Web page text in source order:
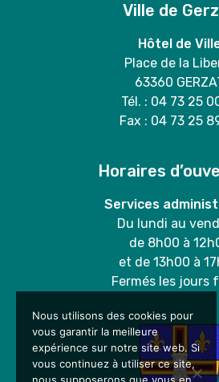
Ville de
Hôtel de
Place de la
63360
Tél. : 04 73 25
Fax : 04 73 25
Horaires
Services
Du lundi au
de 8h00 à
et de 13h00 à
Fermés les jours
Nous utilisons des cookies pour
vous garantir la meilleure
expérience sur notre site web. Si
vous continuez à utiliser ce site,